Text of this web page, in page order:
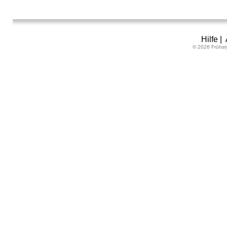
Hilfe|
© 2026